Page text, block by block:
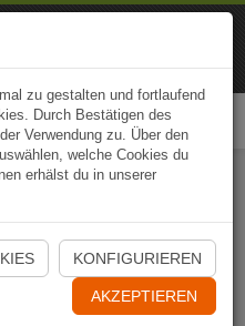
jetzt öffnen
zu gestalten und fortlaufend
Durch Bestätigen des
Verwendung zu. Über den
welche Cookies du
erhälst du in unserer
KONFIGURIEREN
AKZEPTIEREN